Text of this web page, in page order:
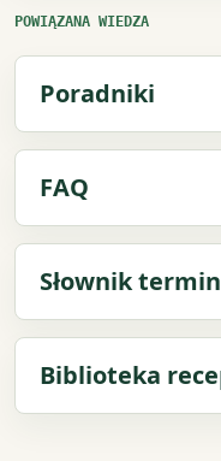
POWIĄZANA WIEDZA
Poradniki
FAQ
Słownik
Biblioteka